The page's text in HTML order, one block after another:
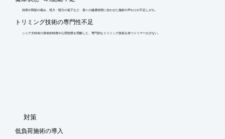
持病や関節の痛み、視力・聴力の低下など、個々の健康状態に合わせた施術や声かけが不足しがち。
トリミング技術の専門性不足
シニア犬特有の身体的特徴や心理状態を理解した、専門的なトリミング技術を持つトリマーが少ない。
​対策
低負荷施術の導入